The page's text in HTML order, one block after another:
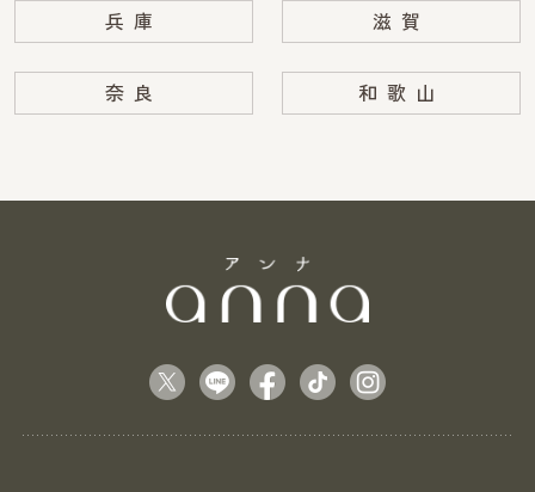
兵庫 滋賀
奈良 和歌山